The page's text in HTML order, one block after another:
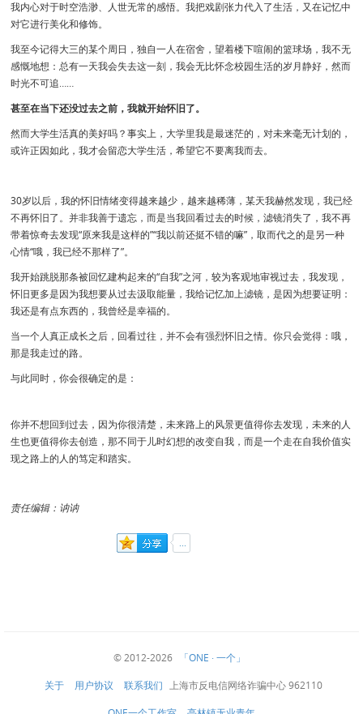
我内心对于时空浩渺、人世无常的感悟。我把戏剧张力代入了生活，又在记忆中
对它进行美化和修饰。
我至今记得大三的某个周日，独自一人在宿舍，望着楼下喧闹的篮球场，我不无
感慨地想：总有一天我会失去这一刻，我会无比怀念校园生活的岁月静好，然而
时光不可追……
甚至在当下还没过去之前，我就开始怀旧了。
然而大学生活真的美好吗？事实上，大学里我是最迷茫的，对未来毫无计划的，
或许正因如此，我才会留恋大学生活，希望它不要离我而去。
30岁以后，我的怀旧情绪变得越来越少，越来越稀薄，某天我赫然发现，我已经
不再怀旧了。并非我善于遗忘，而是当我回看过去的时候，滤镜消失了，我不再
带着惊奇去发现“原来我是这样的”“我以前还挺不错的嘛”，取而代之的是另一种
心情“哦，我已经不那样了”。
我开始跳脱那条被回忆建构起来的“自我”之河，较为客观地审视过去，我发现，
怀旧更多是因为我想要从过去汲取能量，我给记忆加上滤镜，是因为想要证明：
我还是有点东西的，我曾经是幸福的。
当一个人真正成长之后，回看过往，并不会有强烈怀旧之情。你只会觉得：哦，
那是我走过的路。
与此同时，你会很确定的是：
你并不想回到过去，因为你很清楚，未来路上的风景更值得你去发现，未来的人
生也更值得你去创造，那不同于儿时幻想的改变自我，而是一个走在自我价值实
现之路上的人的笃定和踏实。
责任编辑：讷讷
© 2012-2026 「ONE · 一个」
关于 用户协议 联系我们 上海市反电信网络诈骗中心 962110